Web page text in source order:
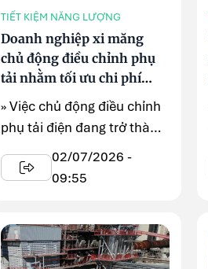
TIẾT KIỆM NĂNG LƯỢNG
Doanh nghiệp xi măng
chủ động điều chỉnh phụ
tải nhằm tối ưu chi phí
điện năng
» Việc chủ động điều chỉnh
phụ tải điện đang trở thành
một giải pháp quản trị năng
lượng ...
02/07/2026 -
09:55